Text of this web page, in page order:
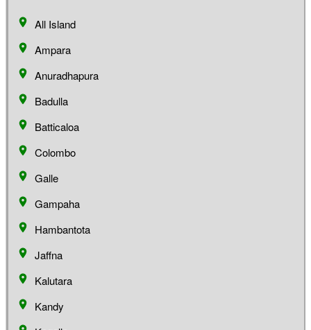
All Island
Ampara
Anuradhapura
Badulla
Batticaloa
Colombo
Galle
Gampaha
Hambantota
Jaffna
Kalutara
Kandy